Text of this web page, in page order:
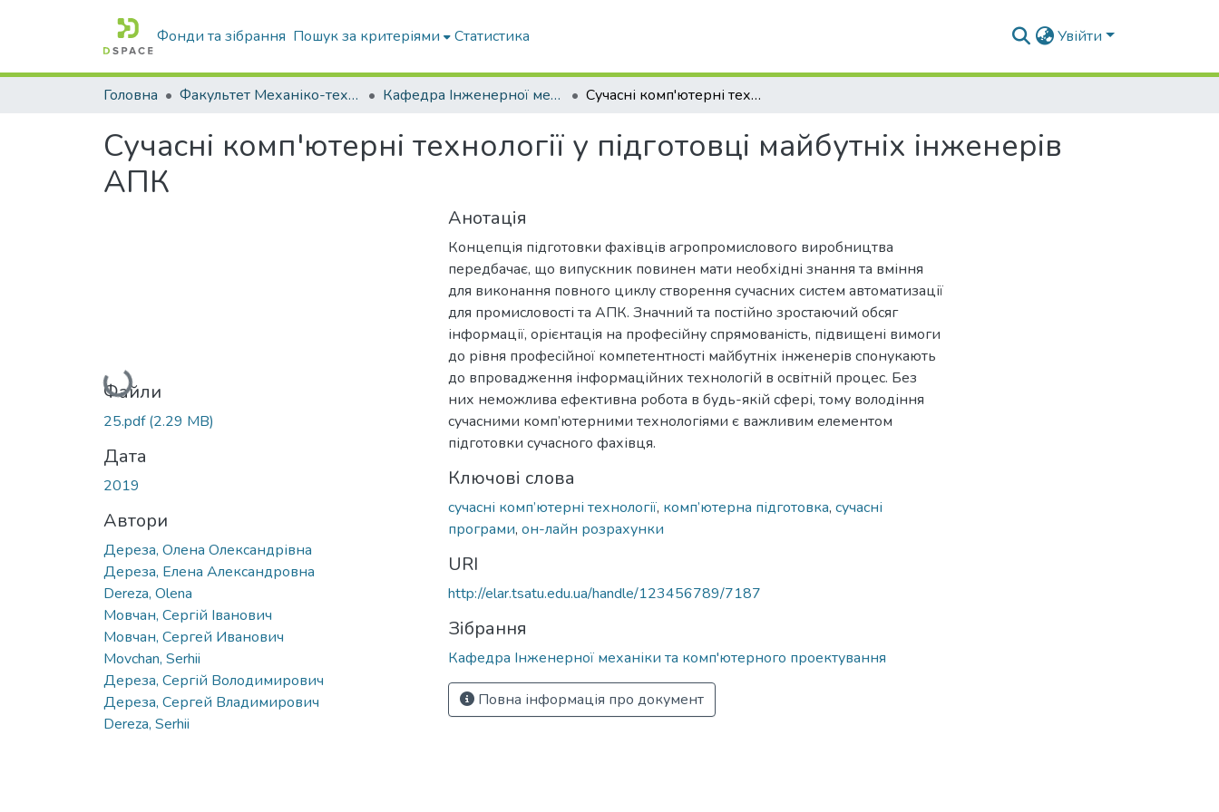
Фонди та зібрання Пошук за критеріями Статистика Увійти
Головна Факультет Механіко-технологічний Кафедра Інженерної механіки та комп'ютерного проектування Сучасні комп'ютерні технології у підготовці майбутніх інженерів АПК
Сучасні комп'ютерні технології у підготовці майбутніх інженерів
АПК
Вантажиться...
Файли
25.pdf(2.29 MB)
Дата
2019
Автори
Дереза, Олена Олександрівна
Дереза, Елена Александровна
Dereza, Olena
Мовчан, Сергій Іванович
Мовчан, Сергей Иванович
Movchan, Serhii
Дереза, Сергій Володимирович
Дереза, Сергей Владимирович
Dereza, Serhii
Анотація
Концепція підготовки фахівців агропромислового виробництва
передбачає, що випускник повинен мати необхідні знання та вміння
для виконання повного циклу створення сучасних систем автоматизації
для промисловості та АПК. Значний та постійно зростаючий обсяг
інформації, орієнтація на професійну спрямованість, підвищені вимоги
до рівня професійної компетентності майбутніх інженерів спонукають
до впровадження інформаційних технологій в освітній процес. Без
них неможлива ефективна робота в будь-якій сфері, тому володіння
сучасними комп’ютерними технологіями є важливим елементом
підготовки сучасного фахівця.
Ключові слова
сучасні комп’ютерні технології, комп’ютерна підготовка, сучасні
програми, он-лайн розрахунки
URI
http://elar.tsatu.edu.ua/handle/123456789/7187
Зібрання
Кафедра Інженерної механіки та комп'ютерного проектування
Повна інформація про документ